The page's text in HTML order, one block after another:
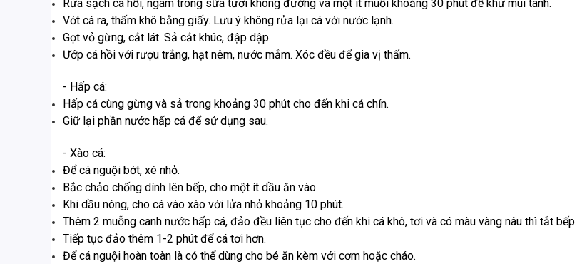
Rửa sạch cá hồi, ngâm trong sữa tươi không đường và một ít muối khoảng 30 phút để khử mùi tanh.
Vớt cá ra, thấm khô bằng giấy. Lưu ý không rửa lại cá với nước lạnh.
Gọt vỏ gừng, cắt lát. Sả cắt khúc, đập dập.
Ướp cá hồi với rượu trắng, hạt nêm, nước mắm. Xóc đều để gia vị thấm.
- Hấp cá:
Hấp cá cùng gừng và sả trong khoảng 30 phút cho đến khi cá chín.
Giữ lại phần nước hấp cá để sử dụng sau.
- Xào cá:
Để cá nguội bớt, xé nhỏ.
Bắc chảo chống dính lên bếp, cho một ít dầu ăn vào.
Khi dầu nóng, cho cá vào xào với lửa nhỏ khoảng 10 phút.
Thêm 2 muỗng canh nước hấp cá, đảo đều liên tục cho đến khi cá khô, tơi và có màu vàng nâu thì tắt bếp.
Tiếp tục đảo thêm 1-2 phút để cá tơi hơn.
Để cá nguội hoàn toàn là có thể dùng cho bé ăn kèm với cơm hoặc cháo.